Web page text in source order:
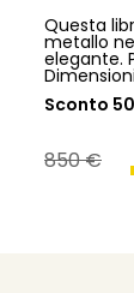
Questa
metallo
elegante.
Sconto
850 €